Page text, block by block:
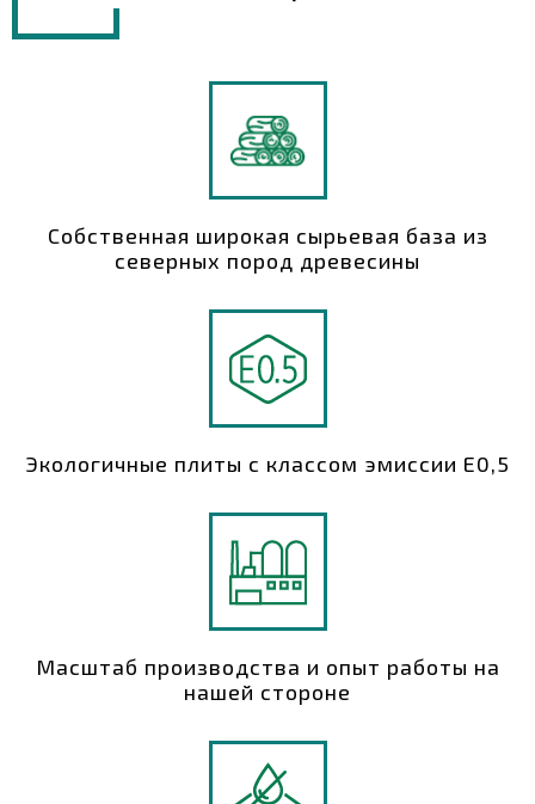
Собственная широкая сырьевая база из
северных пород древесины
Экологичные плиты с классом эмиссии Е0,5
Масштаб производства и опыт работы на
нашей стороне